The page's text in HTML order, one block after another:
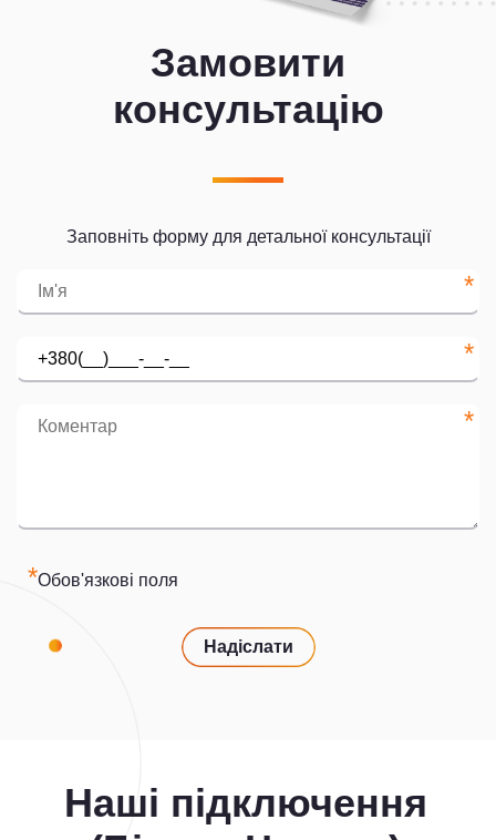
Замовити
консультацію
Заповніть форму для детальної консультації
*
*
*
*Обов'язкові поля
Надіслати
Наші підключення